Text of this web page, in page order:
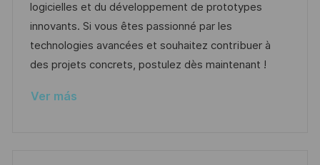
ó
n
i
ó
n
d
e
p
u
l
m
p
l
e
o
r
í
a
logicielles et du développement de prototypes
innovants. Si vous êtes passionné par les
technologies avancées et souhaitez contribuer à
des projets concrets, postulez dès maintenant !
Ver más